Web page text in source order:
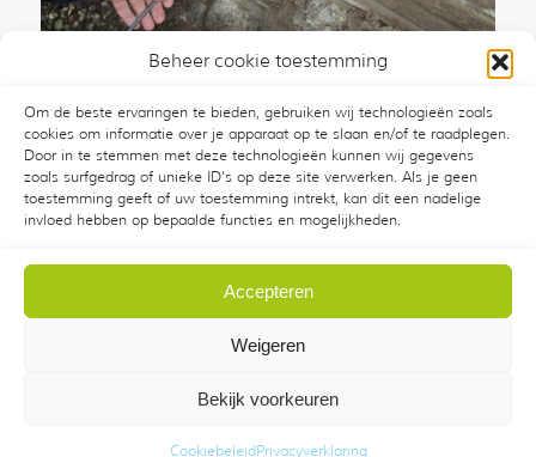
Beheer cookie toestemming
Om de beste ervaringen te bieden, gebruiken wij technologieën zoals
cookies om informatie over je apparaat op te slaan en/of te raadplegen.
Door in te stemmen met deze technologieën kunnen wij gegevens
zoals surfgedrag of unieke ID's op deze site verwerken. Als je geen
toestemming geeft of uw toestemming intrekt, kan dit een nadelige
invloed hebben op bepaalde functies en mogelijkheden.
Accepteren
Weigeren
Bekijk voorkeuren
CookiebeleidPrivacyverklaring
Al 25 jaar een vochtprobleem….
29 december 2014 / 0 Reacties
Algemene
KMZ